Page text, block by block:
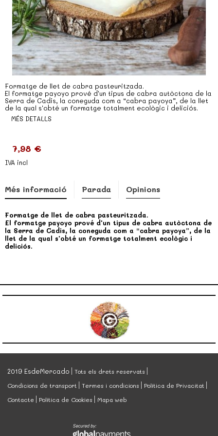
Formatge de llet de cabra pasteuritzada.
El formatge payoyo prové d'un tipus de cabra autòctona de la
Serra de Cadis, la coneguda com a “cabra payoya”, de la llet
de la qual s'obté un formatge totalment ecològic i deliciós.
MÉS DETALLS
7,98 €
IVA incl
Més informació Parada Opinions
Formatge de llet de cabra pasteuritzada.
El formatge payoyo prové d'un tipus de cabra autòctona de
la Serra de Cadis, la coneguda com a “cabra payoya”, de la
llet de la qual s'obté un formatge totalment ecològic i
deliciós.
2019 EsdeMercado
Tots els drets reservats
Condicions de transport
Termes i condicions
Política de Privacitat
Contacte
Política de Cookies Mapa web